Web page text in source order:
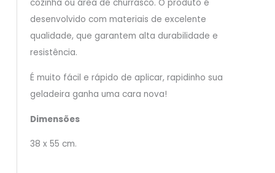
cozinha ou área de churrasco. O produto é
desenvolvido com materiais de excelente
qualidade, que garantem alta durabilidade e
resistência.
É muito fácil e rápido de aplicar, rapidinho sua
geladeira ganha uma cara nova!
Dimensões
38 x 55 cm.